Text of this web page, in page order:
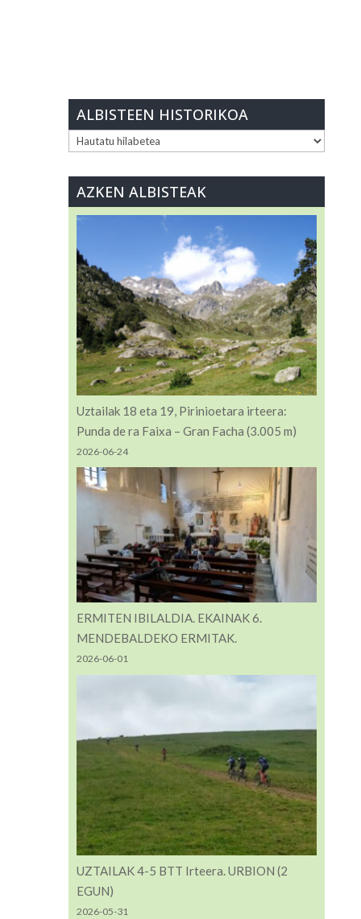
ALBISTEEN HISTORIKOA
ALBISTEEN
AZKEN ALBISTEAK
Uztailak 18 eta 19, Pirinioetara irteera:
Punda de ra Faixa – Gran Facha (3.005 m)
2026-06-24
ERMITEN IBILALDIA. EKAINAK 6.
MENDEBALDEKO ERMITAK.
2026-06-01
UZTAILAK 4-5 BTT Irteera. URBION (2
EGUN)
2026-05-31